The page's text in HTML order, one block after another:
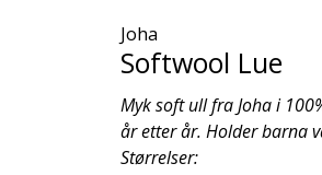
Joha
Softwool Lue
Myk soft ull fra Joha i
år etter år. Holder barna
Størrelser: